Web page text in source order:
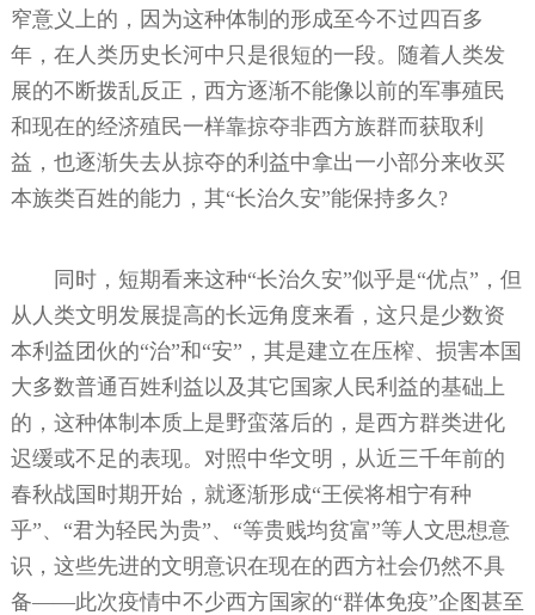
窄意义上的，因为这种体制的形成至今不过四百多
年，在人类历史长河中只是很短的一段。随着人类发
展的不断拨乱反正，西方逐渐不能像以前的军事殖民
和现在的经济殖民一样靠掠夺非西方族群而获取利
益，也逐渐失去从掠夺的利益中拿出一小部分来收买
本族类百姓的能力，其“长治久安”能保持多久?
同时，短期看来这种“长治久安”似乎是“优点”，但
从人类文明发展提高的长远角度来看，这只是少数资
本利益团伙的“治”和“安”，其是建立在压榨、损害本国
大多数普通百姓利益以及其它国家人民利益的基础上
的，这种体制本质上是野蛮落后的，是西方群类进化
迟缓或不足的表现。对照中华文明，从近三千年前的
春秋战国时期开始，就逐渐形成“王侯将相宁有种
乎”、“君为轻民为贵”、“等贵贱均贫富”等人文思想意
识，这些先进的文明意识在现在的西方社会仍然不具
备——此次疫情中不少西方国家的“群体免疫”企图甚至